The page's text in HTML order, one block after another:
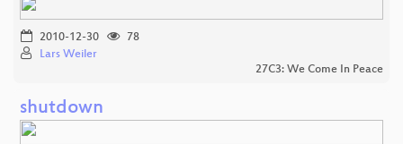
2010-12-30
78
Lars Weiler
27C3: We Come In Peace
shutdown